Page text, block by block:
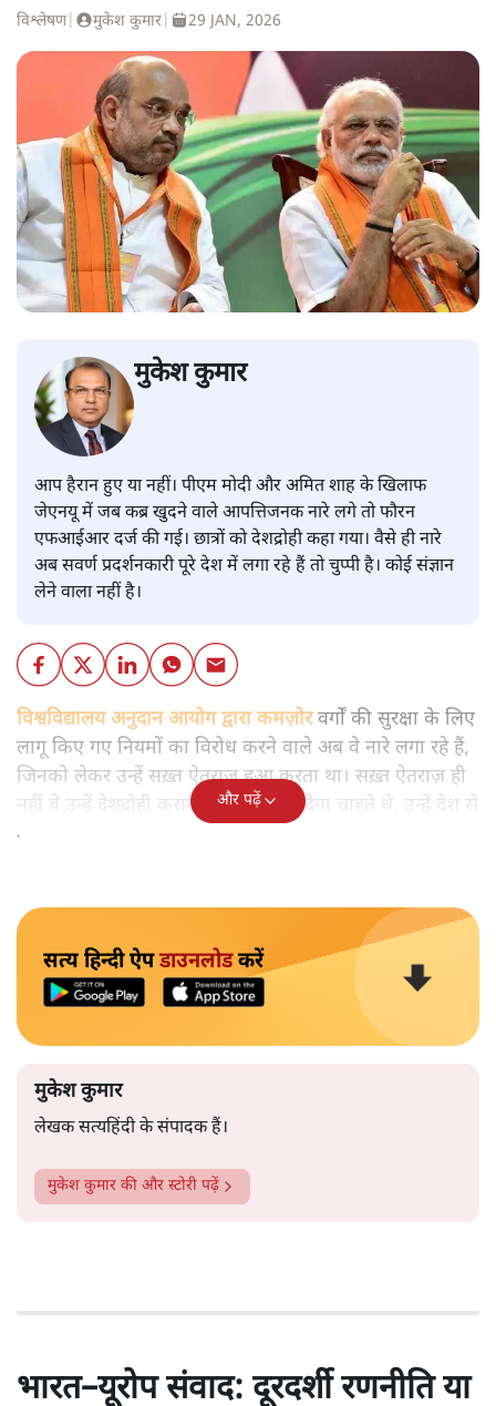
विश्लेषण| मुकेश कुमार 29 JAN, 2026
मुकेश कुमार
आप हैरान हुए या नहीं। पीएम मोदी और अमित शाह के खिलाफ
जेएनयू में जब कब्र खुदने वाले आपत्तिजनक नारे लगे तो फौरन
एफआईआर दर्ज की गई। छात्रों को देशद्रोही कहा गया। वैसे ही नारे
अब सवर्ण प्रदर्शनकारी पूरे देश में लगा रहे हैं तो चुप्पी है। कोई संज्ञान
लेने वाला नहीं है।
विश्वविद्यालय अनुदान आयोग द्वारा कमज़ोरवर्गों की सुरक्षा के लिए
लागू किए गए नियमों का विरोध करने वाले अब वे नारे लगा रहे हैं,
जिनको लेकर उन्हें सख़्त ऐतराज़ हुआ करता था। सख़्त ऐतराज़ ही
नहीं वे उन्हें देशद्रोही करार देकर जेल भेज देना चाहते थे, उन्हें देश से
बाहर चले जाने को कह रहे थे।
और पढ़ें
सत्य हिन्दी ऐपडाउनलोडकरें
मुकेश कुमार
लेखक सत्यहिंदी के संपादक हैं।
मुकेश कुमार की और स्टोरी पढ़ें
भारत–यूरोप संवाद: दूरदर्शी रणनीति या